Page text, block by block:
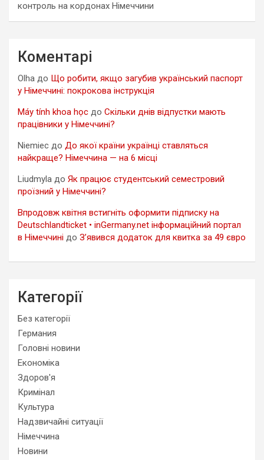
контроль на кордонах Німеччини
Коментарі
Olha до Що робити, якщо загубив український паспорт
у Німеччині: покрокова інструкція
Máy tính khoa học до Скільки днів відпустки мають
працівники у Німеччині?
Niemiec до До якої країни українці ставляться
найкраще? Німеччина — на 6 місці
Liudmyla до Як працює студентський семестровий
проїзний у Німеччині?
Впродовж квітня встигніть оформити підписку на
Deutschlandticket • inGermany.net інформаційний портал
в Німеччині до З’явився додаток для квитка за 49 євро
Категорії
Без категорії
Германия
Головні новини
Економіка
Здоров'я
Кримінал
Культура
Надзвичайні ситуації
Німеччина
Новини